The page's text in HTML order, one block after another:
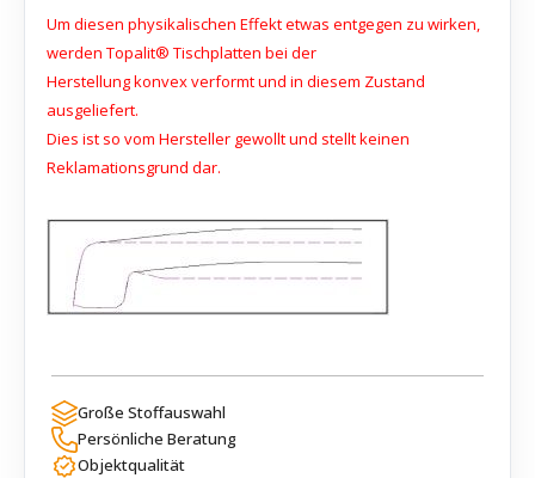
Um diesen physikalischen Effekt etwas entgegen zu wirken,
werden Topalit® Tischplatten bei der
Herstellung konvex verformt und in diesem Zustand
ausgeliefert.
Dies ist so vom Hersteller gewollt und stellt keinen
Reklamationsgrund dar.
Große Stoffauswahl
Persönliche Beratung
Objektqualität